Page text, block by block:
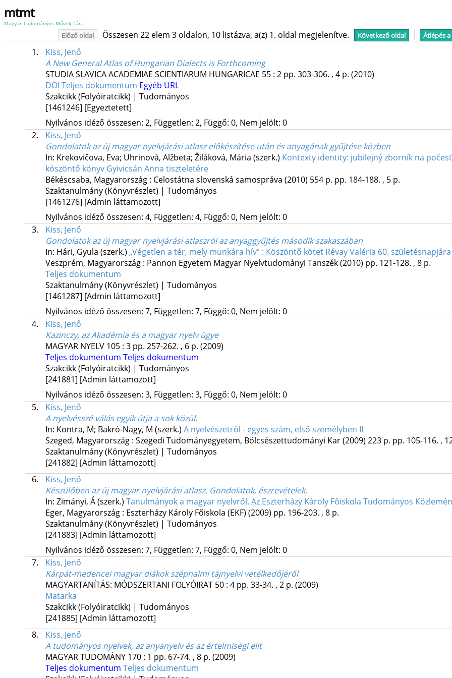
mtmt
Magyar Tudományos Művek Tára
Előző oldal Összesen 22 elem 3 oldalon, 10 listázva, a(z) 1. oldal megjelenítve. Következő oldal Átlépés
1.
Kiss, Jenő
A New General Atlas of Hungarian Dialects is Forthcoming
STUDIA SLAVICA ACADEMIAE SCIENTIARUM HUNGARICAE 55: 2 pp. 303-306. , 4 p. (2010)
DOI Teljes dokumentum Egyéb URL
Szakcikk (Folyóiratcikk) | Tudományos
[1461246] [Egyeztetett]
Nyilvános idéző összesen: 2, Független: 2, Függő: 0, Nem jelölt: 0
2.
Kiss, Jenő
Gondolatok az új magyar nyelvjárási atlasz előkészítése után és anyagának gyűjtése közben
In: Krekovičova, Eva; Uhrinová, Alžbeta; Žiláková, Mária (szerk.) Kontexty identity: jubilejný zborník na
köszöntő könyv Gyivicsán Anna tiszteletére
Békéscsaba, Magyarország : Celostátna slovenská samospráva (2010) 554 p. pp. 184-188. , 5 p.
Szaktanulmány (Könyvrészlet) | Tudományos
[1461276] [Admin láttamozott]
Nyilvános idéző összesen: 4, Független: 4, Függő: 0, Nem jelölt: 0
3.
Kiss, Jenő
Gondolatok az új magyar nyelvjárási atlaszról az anyaggyűjtés második szakaszában
In: Hári, Gyula (szerk.) „Végetlen a tér, mely munkára hív” : Köszöntő kötet Révay Valéria 60. születésnapjára
Veszprém, Magyarország : Pannon Egyetem Magyar Nyelvtudományi Tanszék(2010) pp. 121-128. , 8 p.
Teljes dokumentum
Szaktanulmány (Könyvrészlet) | Tudományos
[1461287] [Admin láttamozott]
Nyilvános idéző összesen: 7, Független: 7, Függő: 0, Nem jelölt: 0
4.
Kiss, Jenő
Kazinczy, az Akadémia és a magyar nyelv ügye
MAGYAR NYELV 105: 3 pp. 257-262. , 6 p. (2009)
Teljes dokumentum Teljes dokumentum
Szakcikk (Folyóiratcikk) | Tudományos
[241881] [Admin láttamozott]
Nyilvános idéző összesen: 3, Független: 3, Függő: 0, Nem jelölt: 0
5.
Kiss, Jenő
A nyelvésszé válás egyik útja a sok közül.
In: Kontra, M; Bakró-Nagy, M (szerk.) A nyelvészetről - egyes szám, első személyben II
Szeged, Magyarország : Szegedi Tudományegyetem, Bölcsészettudományi Kar(2009) 223 p. pp. 105-116. ,
Szaktanulmány (Könyvrészlet) | Tudományos
[241882] [Admin láttamozott]
6.
Kiss, Jenő
Készülőben az új magyar nyelvjárási atlasz. Gondolatok, észrevételek.
In: Zimányi, Á (szerk.) Tanulmányok a magyar nyelvről. Az Eszterházy Károly Főiskola Tudományos
Eger, Magyarország : Eszterházy Károly Főiskola (EKF) (2009) pp. 196-203. , 8 p.
Szaktanulmány (Könyvrészlet) | Tudományos
[241883] [Admin láttamozott]
Nyilvános idéző összesen: 7, Független: 7, Függő: 0, Nem jelölt: 0
7.
Kiss, Jenő
Kárpát-medencei magyar diákok széphalmi tájnyelvi vetélkedőjéről
MAGYARTANÍTÁS: MÓDSZERTANI FOLYÓIRAT 50: 4 pp. 33-34. , 2 p. (2009)
Matarka
Szakcikk (Folyóiratcikk) | Tudományos
[241885] [Admin láttamozott]
8.
Kiss, Jenő
A tudományos nyelvek, az anyanyelv és az értelmiségi elit
MAGYAR TUDOMÁNY 170: 1 pp. 67-74. , 8 p. (2009)
Teljes dokumentum Teljes dokumentum